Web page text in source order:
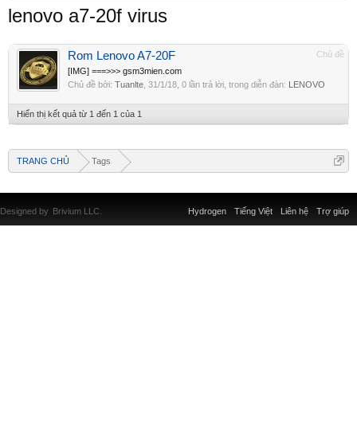
lenovo a7-20f virus
Chủ đề
Rom Lenovo A7-20F
[IMG] ===>>> gsm3mien.com
Chủ đề bởi: Tuanlte 31/1/18 , 0 lần trả lời, trong diễn đàn: LENOVO
Hiển thị kết quả từ 1 đến 1 của 1
TRANG CHỦ Tags
Liên hệ Trợ giúp
Hydrogen Tiếng Việt
Designed by Brivium LLC.